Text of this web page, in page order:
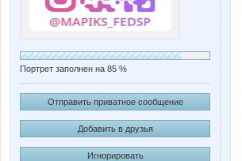
Портрет заполнен на 85 %
Отправить приватное сообщение
Добавить в друзья
Игнорировать